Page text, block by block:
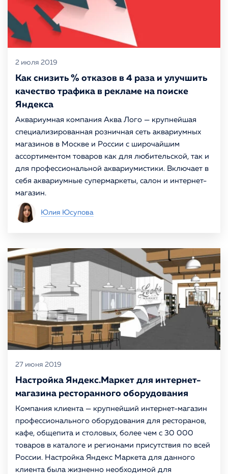
2 июля 2019
Как снизить % отказов в 4 раза и улучшить
качество трафика в рекламе на поиске
Яндекса
Аквариумная компания Аква Лого — крупнейшая
специализированная розничная сеть аквариумных
магазинов в Москве и России с широчайшим
ассортиментом товаров как для любительской, так и
для профессиональной аквариумистики. Включает в
себя аквариумные супермаркеты, салон и интернет-
магазин.
Юлия Юсупова
27 июня 2019
Настройка Яндекс.Маркет для интернет-
магазина ресторанного оборудования
Компания клиента — крупнейший интернет-магазин
профессионального оборудования для ресторанов,
кафе, общепита и столовых, более чем с 30 000
товаров в каталоге и регионами присутствия по всей
России. Настройка Яндекс Маркета для данного
клиента была жизненно необходимой для